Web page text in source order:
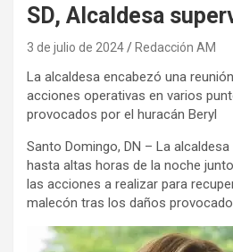
SD, Alcaldesa
3 de julio de 2024 Redacción AM
La alcaldesa encabezó una
acciones operativas en varios
provocados por el huracán Beryl
Santo Domingo, DN – La
hasta altas horas de la noche
las acciones a realizar para
malecón tras los daños